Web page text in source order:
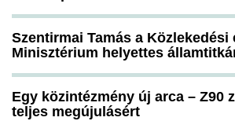
Szentirmai Tamás a Közlekedési
Minisztérium helyettes
Egy közintézmény új arca – Z90
teljes megújulásért